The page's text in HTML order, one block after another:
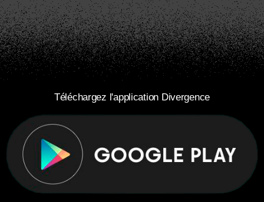
Téléchargez l'application Divergence